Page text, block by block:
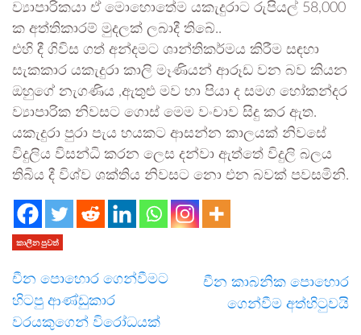
ව්‍යාපාරිකයා ඒ මොහොතේම යකැදුරාට රුපියල් 58,000
ක අත්තිකාරම් මුදලක් ලබාදී තිබේ..
එහි දී ගිවිස ගත් අන්දමට ශාන්තිකර්මය කිරීම සඳහා
සැකකාර යකැදුරා කාලි මෑණියන් ආරූඩ වන බව කියන
ඔහුගේ නැගණිය ,ඇතුළු මව හා පියා ද සමග හෝකන්දර
ව්‍යාපාරික නිවසට ගොස් මෙම වංචාව සිදු කර ඇත.
යකැදුරා පුරා පැය හයකට ආසන්න කාලයක් නිවසේ
විදුලිය විසන්ධි කරන ලෙස දන්වා ඇත්තේ විදුලි බලය
තිබිය දී විශ්ව ශක්තිය නිවසට නො එන බවක් පවසමිනි.
කාලීන පුවත්
චීන පොහොර ගෙන්වීමට
හිටපු ආණ්ඩුකාර
වරයකුගෙන් විරෝධයක්
චීන කාබනික පොහොර
ගෙන්වීම අත්හිටුවයි